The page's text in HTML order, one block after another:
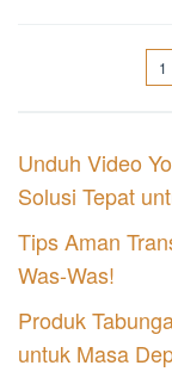
1
Unduh Video
Solusi Tepat
Tips Aman
Was-Was!
Produk
untuk Masa